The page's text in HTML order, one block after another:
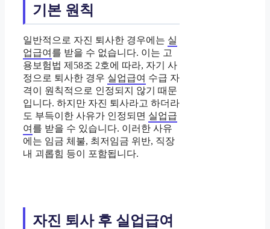
기본 원칙
일반적으로 자진 퇴사한 경우에는 실
업급여 를 받을 수 없습니다. 이는 고
용보험법 제58조 2호에 따라, 자기 사
정으로 퇴사한 경우 실업급여 수급 자
격이 원칙적으로 인정되지 않기 때문
입니다. 하지만 자진 퇴사라고 하더라
도 부득이한 사유가 인정되면 실업급
여 를 받을 수 있습니다. 이러한 사유
에는 임금 체불, 최저임금 위반, 직장
내 괴롭힘 등이 포함됩니다.
자진 퇴사 후 실업급여